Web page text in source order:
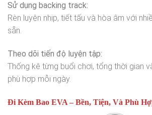
Sử dụng backing track:
Rèn luyện nhịp, tiết tấu và hòa âm với
sẵn.
Theo dõi tiến độ luyện tập:
Thống kê từng buổi chơi, tổng thời gian
phù hợp mỗi ngày.
Đi Kèm Bao EVA – Bền, Tiện, Và Phù